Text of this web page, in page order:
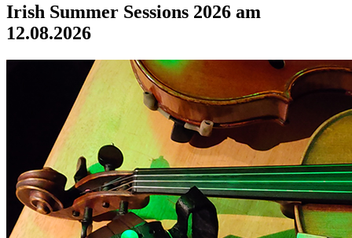
Irish Summer Sessions 2026 am
12.08.2026